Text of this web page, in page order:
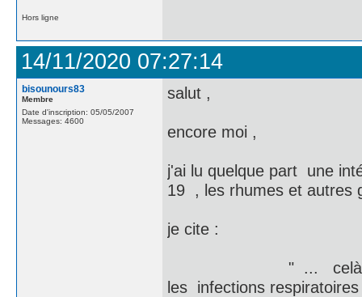
Hors ligne
14/11/2020 07:27:14
bisounours83
Membre
Date d'inscription: 05/05/2007
Messages: 4600
salut ,
encore moi ,
j'ai lu quelque part une
19 , les rhumes et autres
je cite :
" ... celà fait plus
les infections